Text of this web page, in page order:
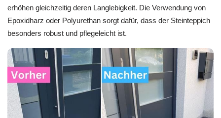
erhöhen gleichzeitig deren Langlebigkeit. Die Verwendung von
Epoxidharz oder Polyurethan sorgt dafür, dass der Steinteppich
besonders robust und pflegeleicht ist.